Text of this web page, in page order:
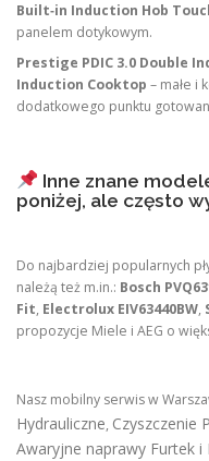
Built‑in Induction Hob
panelem dotykowym.
Prestige PDIC 3.0 Double
Induction Cooktop – małe i
dodatkowego punktu
Inne znane
poniżej, ale często
Do najbardziej popularnych
należą też m.in.: Bosch
Fit, Electrolux EIV63440BW,
propozycje Miele i AEG o
Nasz mobilny serwis w
Hydrauliczne, Czyszczenie
Awaryjne naprawy Furtek i